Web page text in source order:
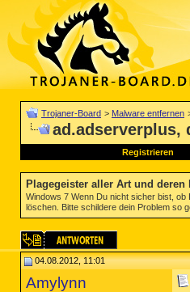
Trojaner-Board > Malware entfernen
ad.adserverplus,
Registrieren
Plagegeister aller Art und deren
Windows 7 Wenn Du nicht sicher bist,
löschen. Bitte schildere dein Problem so
04.08.2012, 11:01
Amylynn